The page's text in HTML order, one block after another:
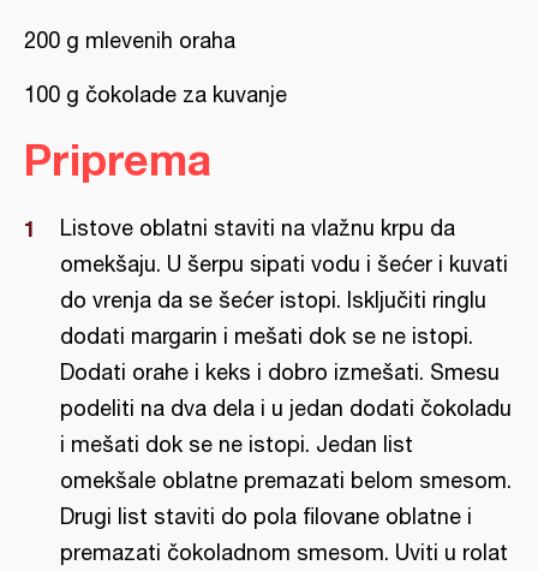
200 g mlevenih oraha
100 g čokolade za kuvanje
Priprema
Listove oblatni staviti na vlažnu krpu da
omekšaju. U šerpu sipati vodu i šećer i kuvati
do vrenja da se šećer istopi. Isključiti ringlu
dodati margarin i mešati dok se ne istopi.
Dodati orahe i keks i dobro izmešati. Smesu
podeliti na dva dela i u jedan dodati čokoladu
i mešati dok se ne istopi. Jedan list
omekšale oblatne premazati belom smesom.
Drugi list staviti do pola filovane oblatne i
premazati čokoladnom smesom. Uviti u rolat